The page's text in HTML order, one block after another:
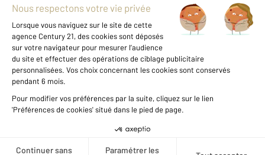
À propos
International
Nous contacter
Données personnelles